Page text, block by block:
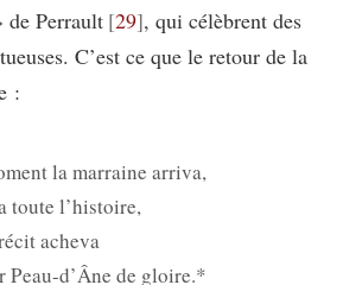
de Perrault 29 , qui célèbrent des
C’est ce que le retour de la
:
la marraine arriva,
toute l’histoire,
acheva
Peau-d’Âne de gloire.*